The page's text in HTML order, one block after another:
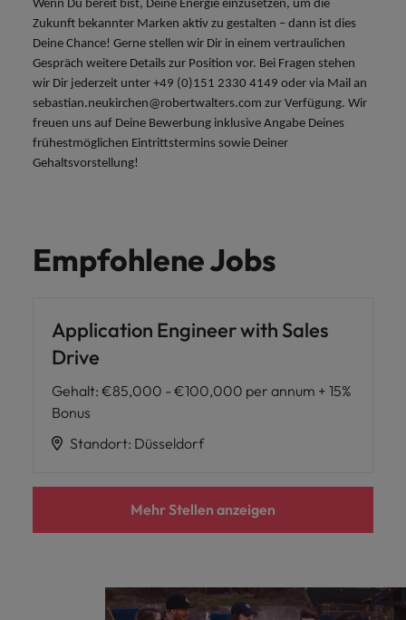
Wenn Du bereit bist, Deine Energie einzusetzen, um die
Zukunft bekannter Marken aktiv zu gestalten – dann ist dies
Deine Chance! Gerne stellen wir Dir in einem vertraulichen
Gespräch weitere Details zur Position vor. Bei Fragen stehen
wir Dir jederzeit unter +49 (0)151 2330 4149 oder via Mail an
sebastian.neukirchen@robertwalters.com zur Verfügung. Wir
freuen uns auf Deine Bewerbung inklusive Angabe Deines
frühestmöglichen Eintrittstermins sowie Deiner
Gehaltsvorstellung!
Empfohlene Jobs
Application Engineer with Sales
Drive
Gehalt: €85,000 - €100,000 per annum + 15%
Bonus
Standort: Düsseldorf
Mehr Stellen anzeigen